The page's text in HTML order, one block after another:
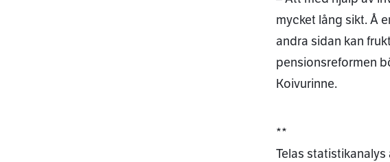
mycket lång sikt. Å
andra sidan kan
pensionsreformen
Koivurinne.
**
Telas